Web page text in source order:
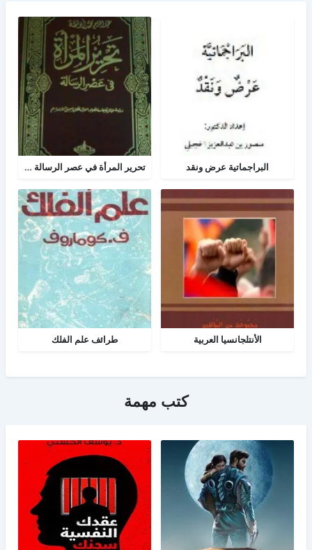
البراجماتية عرض ونقد تحرير المرأة في عصر الرسالة جــ 2
الأنتلجانسيا العربية طرائف علم الفلك
كتب مهمة